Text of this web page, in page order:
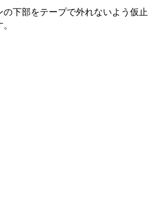
の下部をテープで外れないよう仮止